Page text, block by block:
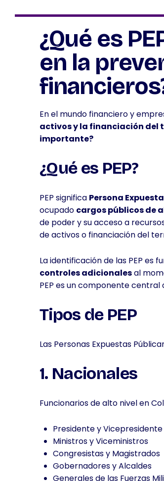
¿Qué es
en la
En el mundo financiero y
activos y la financiación del
importante?
¿Qué es PEP?
PEP significa Persona
ocupado cargos públicos de
de poder y su acceso a
de activos o financiación del
La identificación de las PEP es
controles adicionalesal
PEP es un componente central
Tipos de PEP
Las Personas Expuestas
1. Nacionales
Funcionarios de alto nivel en
Presidente y
Ministros y Viceministros
Congresistas y Magistrados
Gobernadores y Alcaldes
Generales de las Fuerzas